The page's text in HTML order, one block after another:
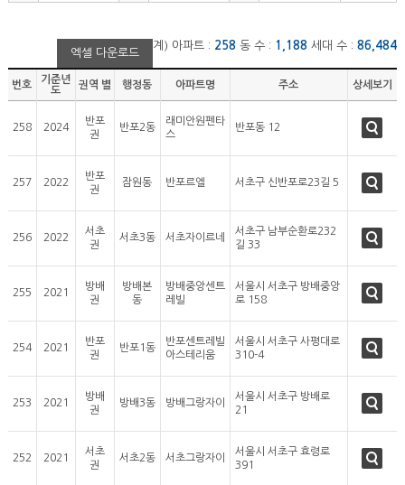
고객지원
임대사업자 등록
관리사무소
계) 아파트 : 258 동 수 : 1,188 세대 수 :86,484
엑셀 다운로드
번호
기준년
도
권역 별 행정동 아파트명 주소 상세보기
258 2024
반포
권
반포2동
래미안원펜타
스
반포동 12
257 2022
반포
권
잠원동 반포르엘 서초구 신반포로23길 5
256 2022
서초
권
서초3동 서초자이르네
서초구 남부순환로232
길 33
255 2021
방배
권
방배본
동
방배중앙센트
레빌
서울시 서초구 방배중앙
로 158
254 2021
반포
권
반포1동
반포센트레빌
아스테리움
서울시 서초구 사평대로
310-4
253 2021
방배
권
방배3동 방배그랑자이
서울시 서초구 방배로
21
252 2021
서초
권
서초2동 서초그랑자이
서울시 서초구 효령로
391